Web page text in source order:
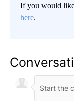
If you would like
here.